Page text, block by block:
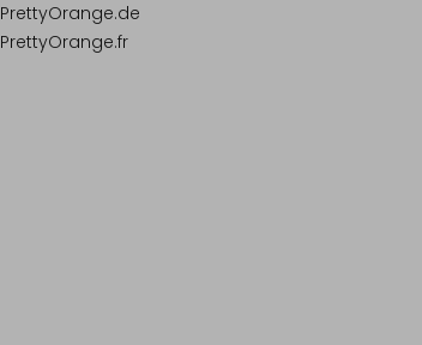
PrettyOrange.de
PrettyOrange.fr